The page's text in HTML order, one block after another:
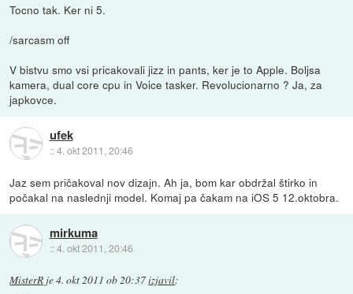
Tocno tak. Ker ni 5.
/sarcasm off
V bistvu smo vsi pricakovali jizz in pants, ker je to Apple. Boljsa
kamera, dual core cpu in Voice tasker. Revolucionarno ? Ja, za
japkovce.
ufek
::4. okt 2011, 20:46
Jaz sem pričakoval nov dizajn. Ah ja, bom kar obdržal štirko in
počakal na naslednji model. Komaj pa čakam na iOS 5 12.oktobra.
mirkuma
::4. okt 2011, 20:46
MisterR je4. okt 2011 ob 20:37izjavil: